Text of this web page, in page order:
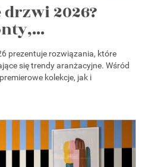
2026?
prezentuje rozwiązania, które
się trendy aranżacyjne. Wśród
kolekcje, jak i